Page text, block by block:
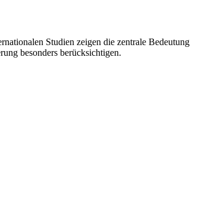
Studien zeigen die zentrale Bedeutung
besonders berücksichtigen.